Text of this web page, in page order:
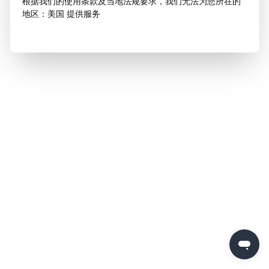
地区：美国 提供服务